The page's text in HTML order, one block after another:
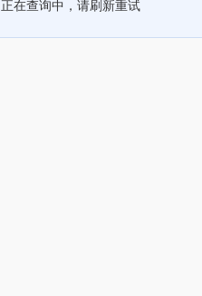
正在查询中，请刷新重试